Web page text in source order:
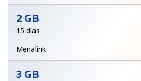
No se
Mínimo 8 caracteres
Una letra mayúscula y una minúscula
Un caracter especial
2 GB
15 días
Menalink
3 GB